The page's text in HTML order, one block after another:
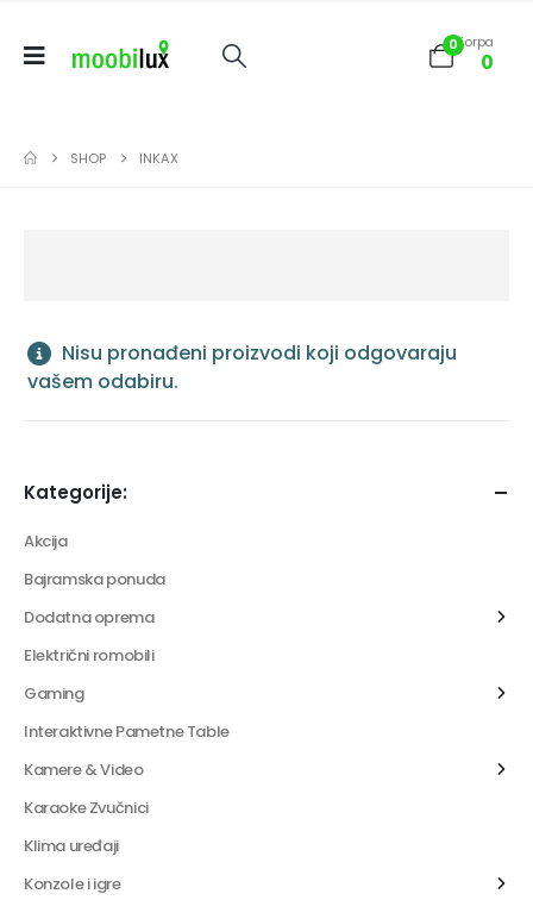
0Korpa
0
SHOP INKAX
Nisu pronađeni proizvodi koji odgovaraju
vašem odabiru.
Kategorije:
Akcija
Bajramska ponuda
Dodatna oprema
Električni romobili
Gaming
Interaktivne Pametne Table
Kamere & Video
Karaoke Zvučnici
Klima uređaji
Konzole i igre